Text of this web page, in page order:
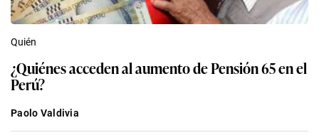
Quién
¿Quiénes acceden al aumento de Pensión 65 en el
Perú?
Paolo Valdivia